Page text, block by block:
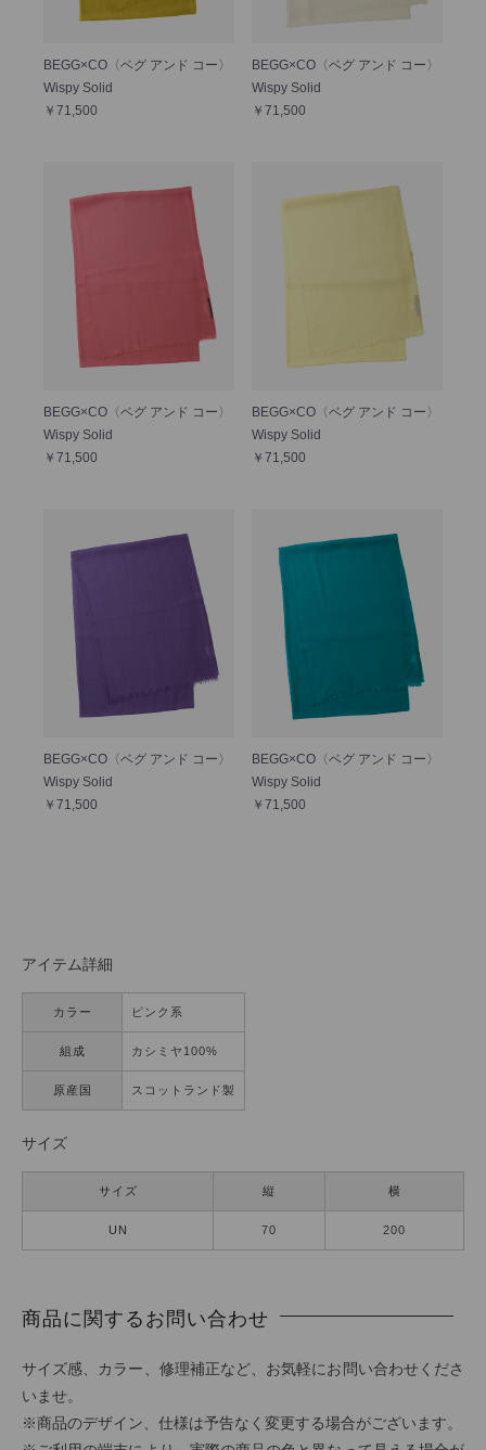
BEGG×CO〈ベグ アンド コー〉
Wispy Solid
￥71,500
BEGG×CO〈ベグ アンド コー〉
Wispy Solid
￥71,500
BEGG×CO〈ベグ アンド コー〉
Wispy Solid
￥71,500
BEGG×CO〈ベグ アンド コー〉
Wispy Solid
￥71,500
BEGG×CO〈ベグ アンド コー〉
Wispy Solid
￥71,500
BEGG×CO〈ベグ アンド コー〉
Wispy Solid
￥71,500
アイテム詳細
カラー ピンク系
組成 カシミヤ100%
原産国 スコットランド製
サイズ
サイズ 縦 横
UN 70 200
商品に関するお問い合わせ
サイズ感、カラー、修理補正など、お気軽にお問い合わせくださ
いませ。
※商品のデザイン、仕様は予告なく変更する場合がございます。